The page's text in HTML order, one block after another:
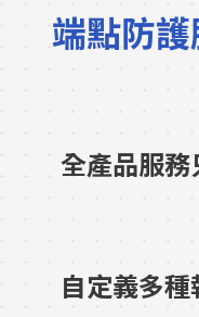
端點防
全產品服務
自定義多